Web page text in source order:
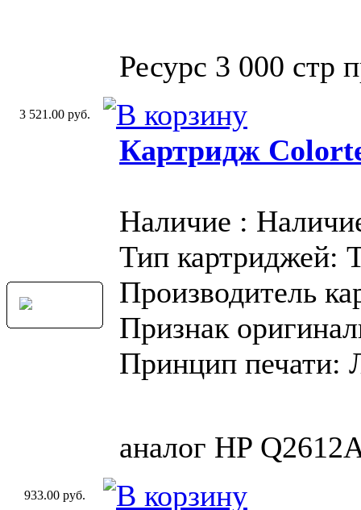
Ресурс 3 000 стр
3 521.00 руб.
Картридж
Наличие :
Тип картриджей:
Производитель
Признак
Принцип печати:
аналог HP
933.00 руб.